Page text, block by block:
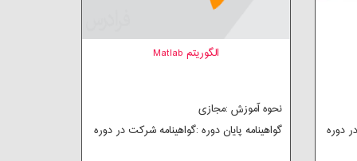
الگوریتم Matlab
نحوه آموزش :مجازی
گواهینامه پایان دوره :گواهینامه شرکت در دوره
دوره